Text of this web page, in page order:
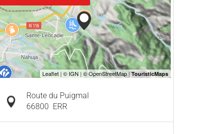
Route du Puigmal
66800 ERR